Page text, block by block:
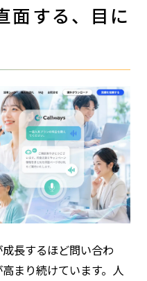
面する、目に
長するほど問い合わ
まり続けています。人